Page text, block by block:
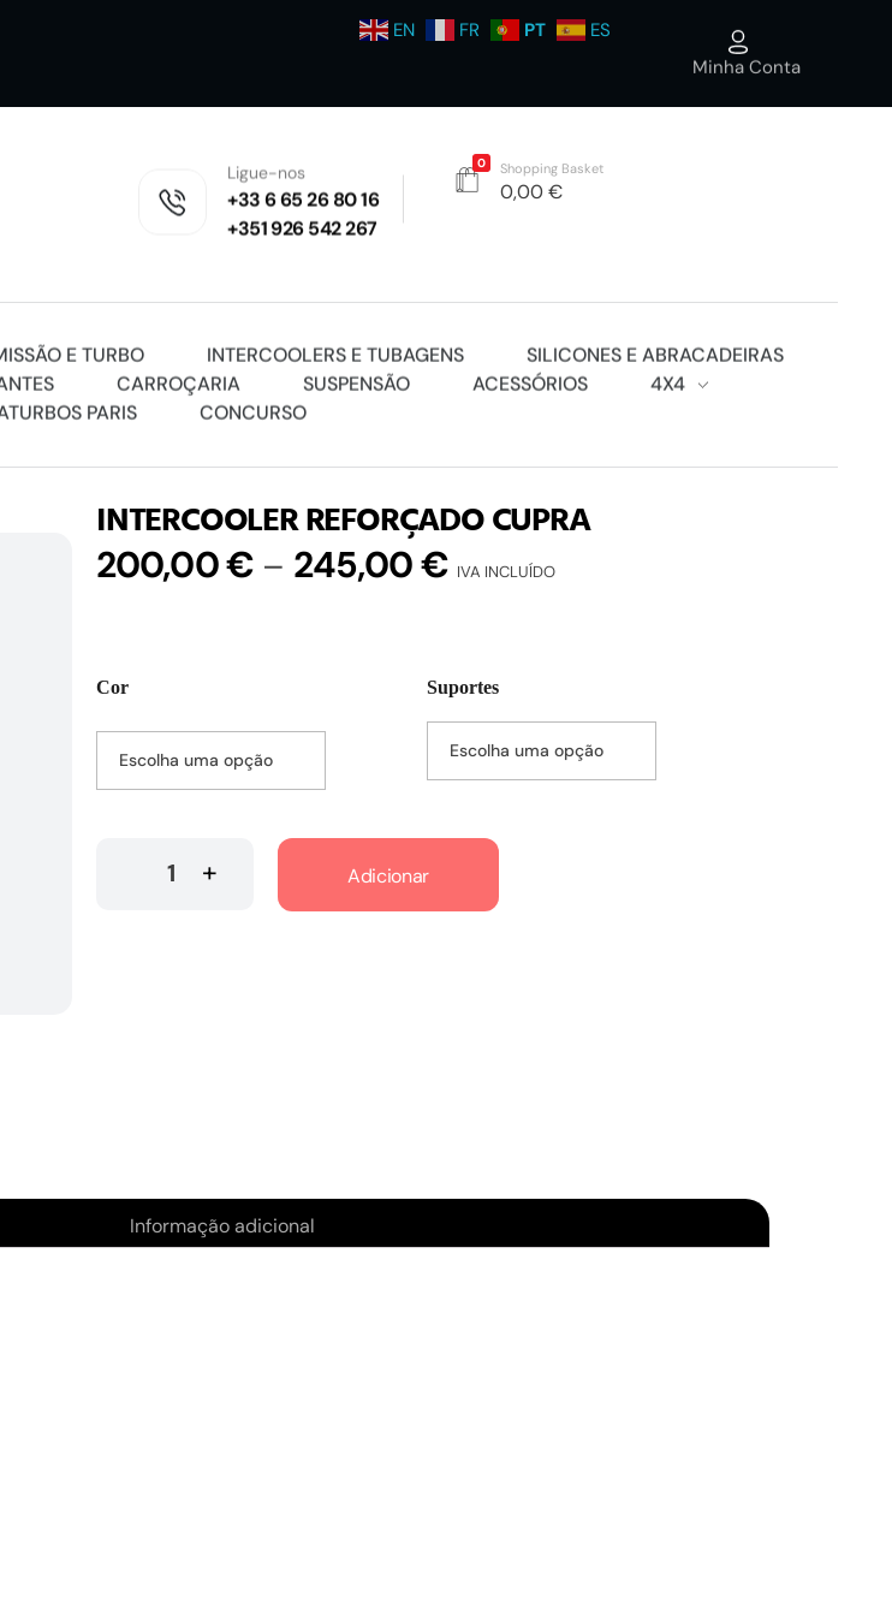
EN FR PT
ES
Minha Conta
Ligue-nos
+33 6 65 26 80 16
+351 926 542 267
0 Shopping Basket
0,00€
E TURBO INTERCOOLERS E TUBAGENS
SILICONES E ABRACADEIRAS
CARROÇARIA SUSPENSÃO ACESSÓRIOS
4X4
PARIS
CONCURSO
INTERCOOLER REFORÇADO CUPRA
200,00€ – 245,00€ IVA INCLUÍDO
Cor Suportes
Adicionar
Informação adicional